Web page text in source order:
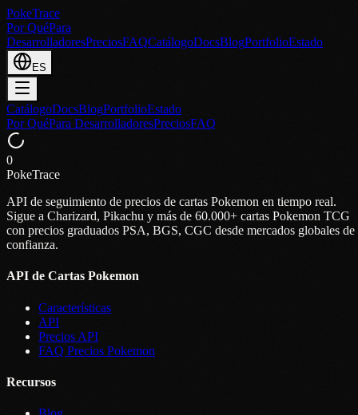
PokeTrace
Por QuéPara
DesarrolladoresPreciosFAQCatálogoDocsBlogPortfolioEstado
ES
CatálogoDocsBlogPortfolioEstado
Por QuéPara DesarrolladoresPreciosFAQ
0
PokeTrace
API de seguimiento de precios de cartas Pokemon en tiempo real.
Sigue a Charizard, Pikachu y más de 60.000+ cartas Pokemon TCG
con precios graduados PSA, BGS, CGC desde mercados globales de
confianza.
API de Cartas Pokemon
Características
API
Precios API
FAQ Precios Pokemon
Recursos